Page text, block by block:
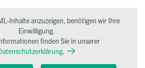
Inhalte anzuzeigen, benötigen wir Ihre
Einwilligung.
finden Sie in unserer